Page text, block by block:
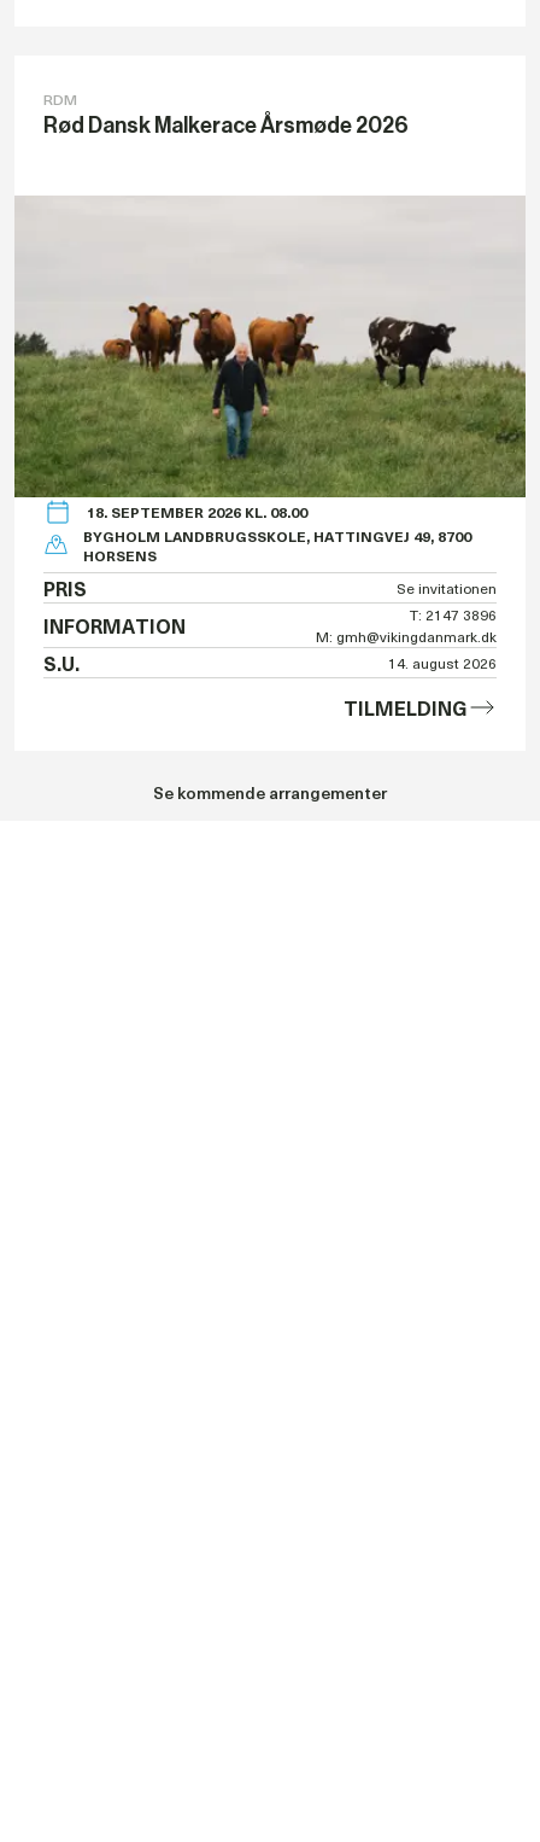
RDM
Rød Dansk Malkerace Årsmøde 2026
18. SEPTEMBER 2026 KL. 08.00
BYGHOLM LANDBRUGSSKOLE, HATTINGVEJ 49, 8700
HORSENS
PRIS Se invitationen
INFORMATION
T: 2147 3896
M: gmh@vikingdanmark.dk
S.U. 14. august 2026
TILMELDING
Se kommende arrangementer